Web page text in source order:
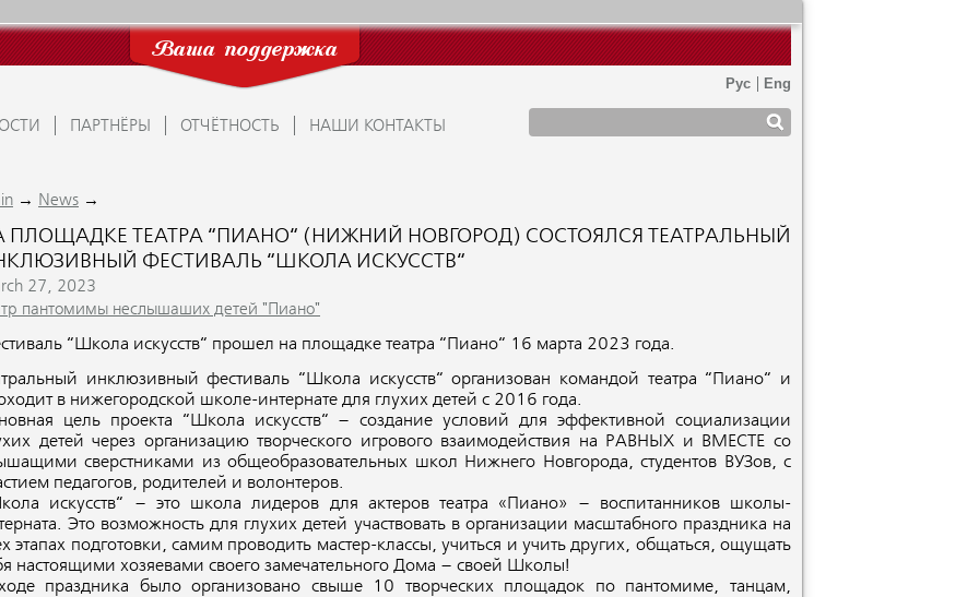
Ваша поддержка
ПАРТНЁРЫ ОТЧЁТНОСТЬ НАШИ КОНТАКТЫ
→ News →
ПЛОЩАДКЕ ТЕАТРА “ПИАНО“ (НИЖНИЙ НОВГОРОД) СОСТОЯЛСЯ ТЕАТРАЛЬНЫЙ
ФЕСТИВАЛЬ “ШКОЛА ИСКУССТВ“
27, 2023
пантомимы неслышаших детей "Пиано"
“Школа искусств“ прошел на площадке театра “Пиано“ 16 марта 2023 года.
инклюзивный фестиваль “Школа искусств“ организован командой театра “Пиано“ и
в нижегородской школе-интернате для глухих детей с 2016 года.
цель проекта “Школа искусств“ – создание условий для эффективной социализации
детей через организацию творческого игрового взаимодействия на РАВНЫХ и ВМЕСТЕ со
сверстниками из общеобразовательных школ Нижнего Новгорода, студентов ВУЗов, с
педагогов, родителей и волонтеров.
искусств“ – это школа лидеров для актеров театра «Пиано» – воспитанников школы-
Это возможность для глухих детей участвовать в организации масштабного праздника на
этапах подготовки, самим проводить мастер-классы, учиться и учить других, общаться, ощущать
настоящими хозяевами своего замечательного Дома – своей Школы!
праздника было организовано свыше 10 творческих площадок по пантомиме, танцам,